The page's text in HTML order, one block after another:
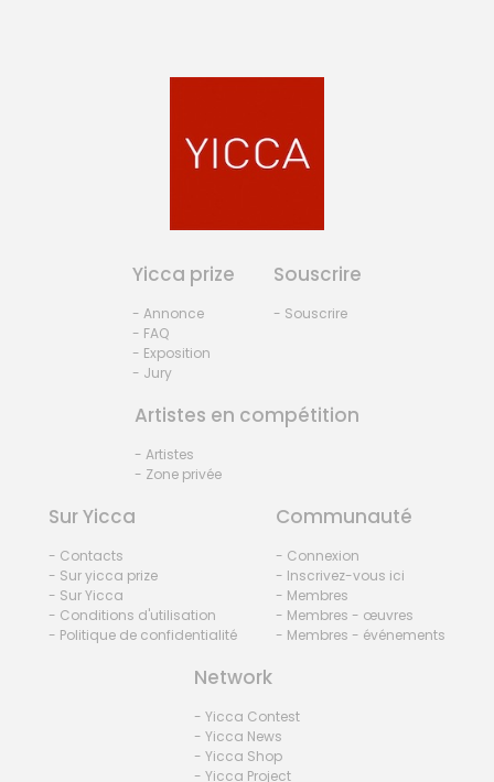
Yicca prize
- Annonce
- FAQ
- Exposition
- Jury
Souscrire
- Souscrire
Artistes en compétition
- Artistes
- Zone privée
Sur Yicca
- Contacts
- Sur yicca prize
- Sur Yicca
- Conditions d'utilisation
- Politique de confidentialité
Communauté
- Connexion
- Inscrivez-vous ici
- Membres
- Membres - œuvres
- Membres - événements
Network
- Yicca Contest
- Yicca News
- Yicca Shop
- Yicca Project